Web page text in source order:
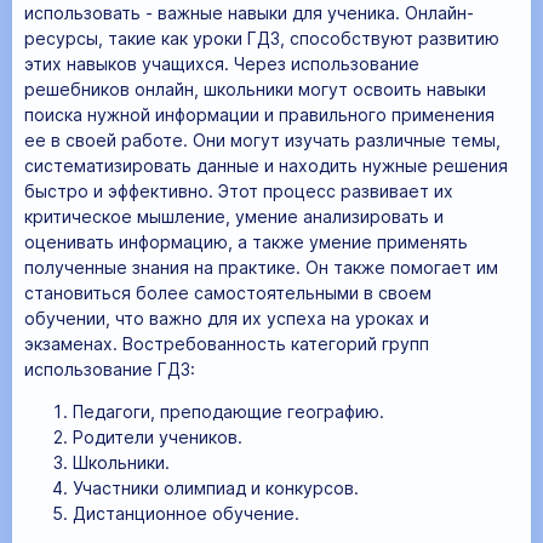
использовать - важные навыки для ученика. Онлайн-
ресурсы, такие как уроки ГДЗ, способствуют развитию
этих навыков учащихся. Через использование
решебников онлайн, школьники могут освоить навыки
поиска нужной информации и правильного применения
ее в своей работе. Они могут изучать различные темы,
систематизировать данные и находить нужные решения
быстро и эффективно. Этот процесс развивает их
критическое мышление, умение анализировать и
оценивать информацию, а также умение применять
полученные знания на практике. Он также помогает им
становиться более самостоятельными в своем
обучении, что важно для их успеха на уроках и
экзаменах. Востребованность категорий групп
использование ГДЗ:
Педагоги, преподающие географию.
Родители учеников.
Школьники.
Участники олимпиад и конкурсов.
Дистанционное обучение.